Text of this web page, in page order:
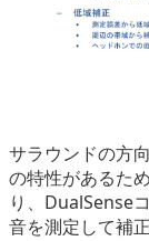
サラウンドの方
の特性があるた
り、DualSense
音を測定して補